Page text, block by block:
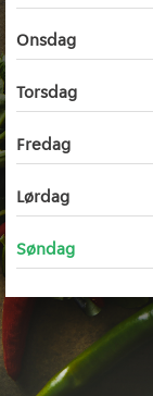
Onsdag
Torsdag
Fredag
Lørdag
Søndag